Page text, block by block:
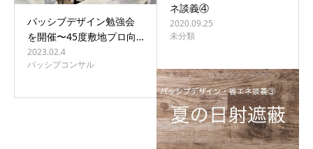
パッシブデザイン勉強会
を開催〜45度敷地プロ向…
2023.02.4
パッシブコンサル
ネ談義④
2020.09.25
未分類